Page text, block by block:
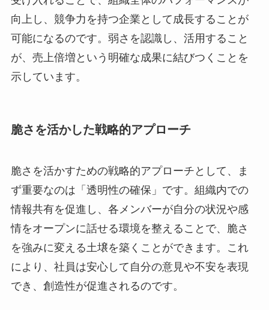
向上し、競争力を持つ企業として成長することが
可能になるのです。弱さを認識し、活用すること
が、売上倍増という明確な成果に結びつくことを
示しています。
脆さを活かした戦略的アプローチ
脆さを活かすための戦略的アプローチとして、ま
ず重要なのは「透明性の確保」です。組織内での
情報共有を促進し、各メンバーが自分の状況や感
情をオープンに話せる環境を整えることで、脆さ
を強みに変える土壌を築くことができます。これ
により、社員は安心して自分の意見や不安を表現
でき、創造性が促進されるのです。